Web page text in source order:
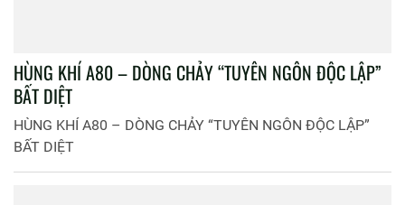
HÙNG KHÍ A80 – DÒNG CHẢY “TUYÊN NGÔN ĐỘC LẬP”
BẤT DIỆT
HÙNG KHÍ A80 – DÒNG CHẢY “TUYÊN NGÔN ĐỘC LẬP”
BẤT DIỆT